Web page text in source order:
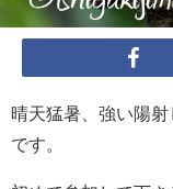
晴天猛暑、強い陽
です。